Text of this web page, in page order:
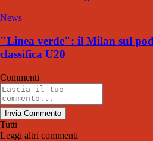
News
"Linea verde": il Milan sul
classifica U20
Commenti
Invia Commento
Tutti
Leggi altri commenti